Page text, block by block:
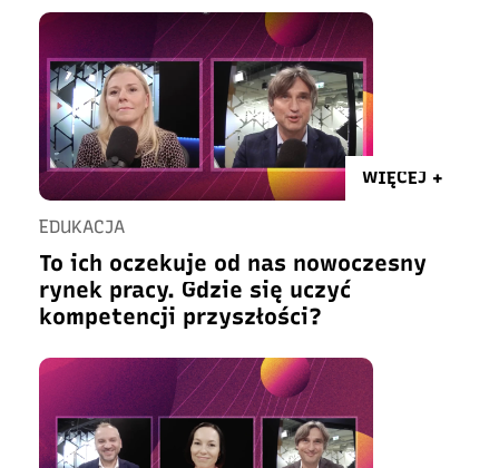
WIĘCEJ +
EDUKACJA
To ich oczekuje od nas nowoczesny
rynek pracy. Gdzie się uczyć
kompetencji przyszłości?